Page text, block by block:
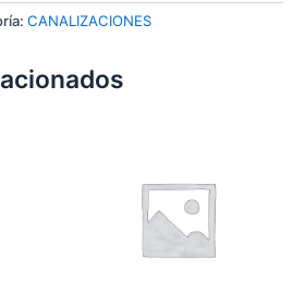
CANALIZACIONES